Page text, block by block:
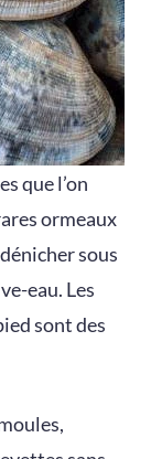
que l’on
ormeaux
sous
eau. Les
sont des